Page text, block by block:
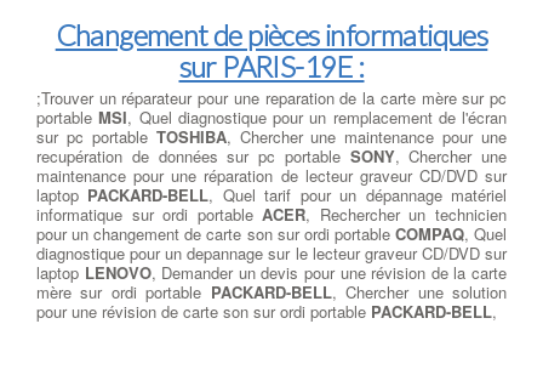
Changement de pièces informatiques
sur PARIS-19E :
;Trouver un réparateur pour une reparation de la carte mère sur pc
portableMSI, Quel diagnostique pour un remplacement de l'écran
sur pc portable TOSHIBA, Chercher une maintenance pour une
recupération de données sur pc portable SONY, Chercher une
maintenance pour une réparation de lecteur graveur CD/DVD sur
laptop PACKARD-BELL, Quel tarif pour un dépannage matériel
informatique sur ordi portableACER, Rechercher un technicien
pour un changement de carte son sur ordi portable COMPAQ, Quel
diagnostique pour un depannage sur le lecteur graveur CD/DVD sur
laptop LENOVO, Demander un devis pour une révision de la carte
mère sur ordi portable PACKARD-BELL, Chercher une solution
pour une révision de carte son sur ordi portable PACKARD-BELL,